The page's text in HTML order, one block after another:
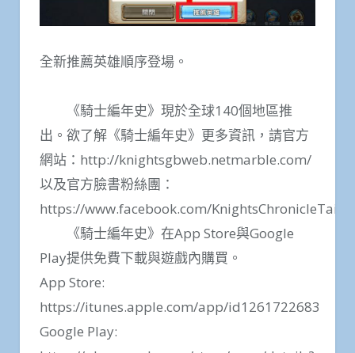
全新推薦英雄順序登場。
《騎士編年史》現於全球140個地區推
出。欲了解《騎士編年史》更多資訊，請官方
網站：http://knightsgbweb.netmarble.com/
以及官方臉書粉絲團：
https://www.facebook.com/
《騎士編年史》在App Store與Google
Play提供免費下載與遊戲內購買。
App Store:
https://itunes.apple.com/app/id1261722683
Google Play: